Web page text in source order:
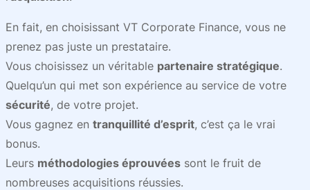
En fait, en choisissant VT Corporate Finance, vous ne
prenez pas juste un prestataire.
Vous choisissez un véritable partenaire stratégique.
Quelqu’un qui met son expérience au service de votre
sécurité, de votre projet.
Vous gagnez en tranquillité d’esprit, c’est ça le vrai
bonus.
Leurs méthodologies éprouvées sont le fruit de
nombreuses acquisitions réussies.